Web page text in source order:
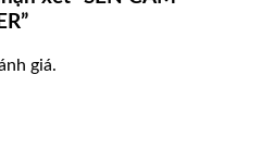
giá.